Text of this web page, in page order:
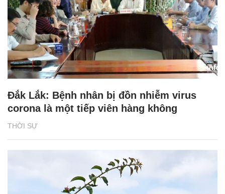
THỜI SỰ
Đắk Lắk: Bệnh nhân bị đồn nhiễm virus
corona là một tiếp viên hàng không